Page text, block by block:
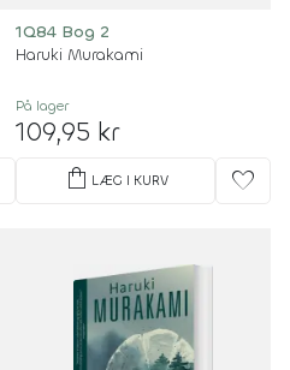
1Q84 Bog 2
Haruki Murakami
På lager
109,95 kr
shopping_bag LÆG I KURV favorite